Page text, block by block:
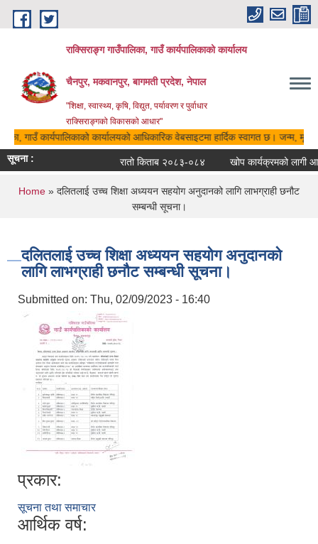
Skip to main content
राक्सिराङ्ग गाउँपालिका, गाउँ कार्यपालिकाको कार्यालय
चैनपुर, मकवानपुर, बागमती प्रदेश, नेपाल
"शिक्षा, स्वास्थ्य, कृषि, विद्युत, पर्यावरण र पुर्वाधार
राक्सिराङ्गको विकासको आधार"
गाउँ कार्यपालिकाको कार्यालयको आधिकारिक वेबसाइटमा हार्दिक स्वागत छ। जन्म,
सूचना :
रातो किताब २०८३-०८४ खोप कार्यक्रमको लागी
You are here
Home » दलितलाई उच्च शिक्षा अध्ययन सहयोग अनुदानको लागि लाभग्राही छनौट
सम्बन्धी सूचना।
दलितलाई उच्च शिक्षा अध्ययन सहयोग अनुदानको
लागि लाभग्राही छनौट सम्बन्धी सूचना।
Submitted on: Thu, 02/09/2023 - 16:40
प्रकार:
सूचना तथा समाचार
आर्थिक वर्ष: